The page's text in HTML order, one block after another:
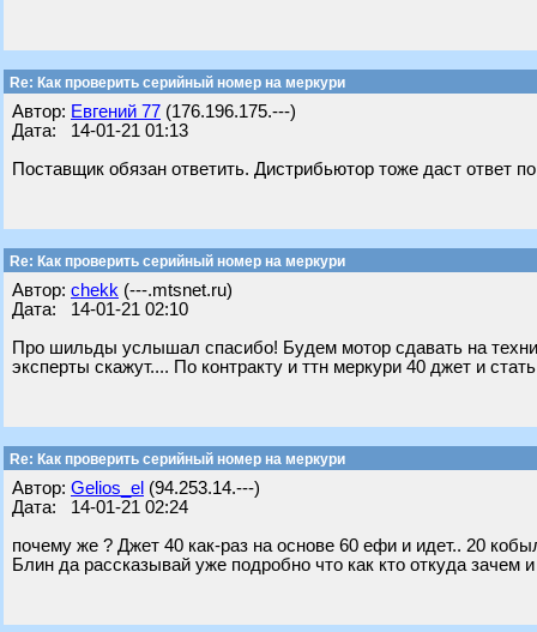
Re: Как проверить серийный номер на меркури
Автор: Евгений 77 (176.196.175.---)
Дата: 14-01-21 01:13
Поставщик обязан ответить. Дистрибьютор тоже даст ответ
Re: Как проверить серийный номер на меркури
Автор: chekk (---.mtsnet.ru)
Дата: 14-01-21 02:10
Про шильды услышал спасибо! Будем мотор сдавать на
эксперты скажут.... По контракту и ттн меркури 40 джет и
Re: Как проверить серийный номер на меркури
Автор: Gelios_el (94.253.14.---)
Дата: 14-01-21 02:24
почему же ? Джет 40 как-раз на основе 60 ефи и идет.. 20
Блин да рассказывай уже подробно что как кто откуда